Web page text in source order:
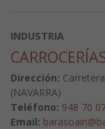
INDUSTRIA
Dirección:
(NAVARRA)
Teléfono: 948 70
Email: